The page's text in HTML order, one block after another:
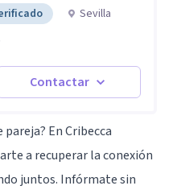
Sevilla
Contactar
En Cribecca
a recuperar la conexión
juntos. Infórmate sin